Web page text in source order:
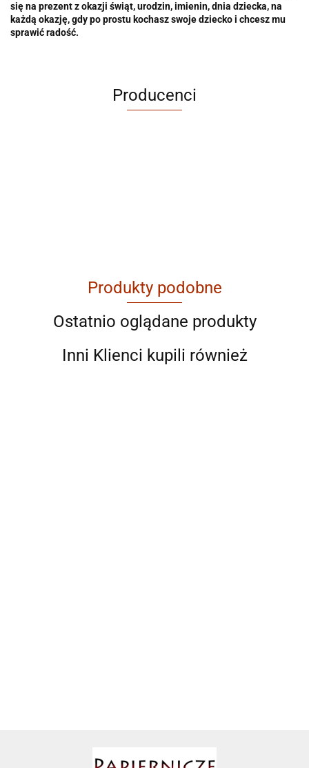
się na prezent z okazji świąt, urodzin, imienin, dnia dziecka, na
każdą okazję, gdy po prostu kochasz swoje dziecko i chcesz mu
sprawić radość.
Producenci
AGAM
Produkty podobne
Ostatnio oglądane produkty
Inni Klienci kupili również